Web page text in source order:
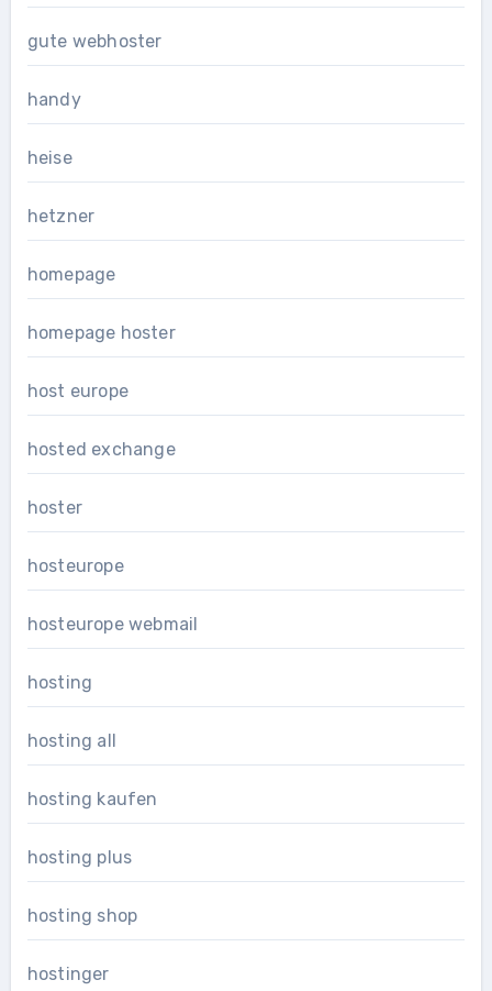
gute webhoster
handy
heise
hetzner
homepage
homepage hoster
host europe
hosted exchange
hoster
hosteurope
hosteurope webmail
hosting
hosting all
hosting kaufen
hosting plus
hosting shop
hostinger